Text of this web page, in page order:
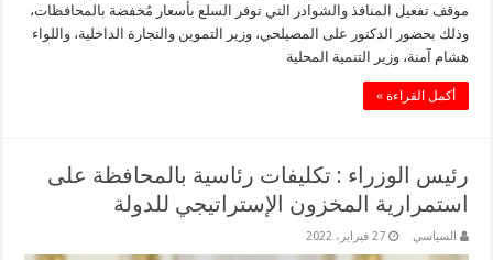
موقف تفعيل المنافذ والشوادر التي توفر السلع بأسعار مُخفضة بالمحافظات،
وذلك بحضور الدكتور على المصيلحي، وزير التموين والتجارة الداخلية، واللواء
هشام آمنة، وزير التنمية المحلية
أكمل القراءة »
رئيس الوزراء : تكليفات رئاسية بالمحافظة على
استمرارية المخزون الإستراتيجي للدولة
السياسي 27 فبراير، 2022